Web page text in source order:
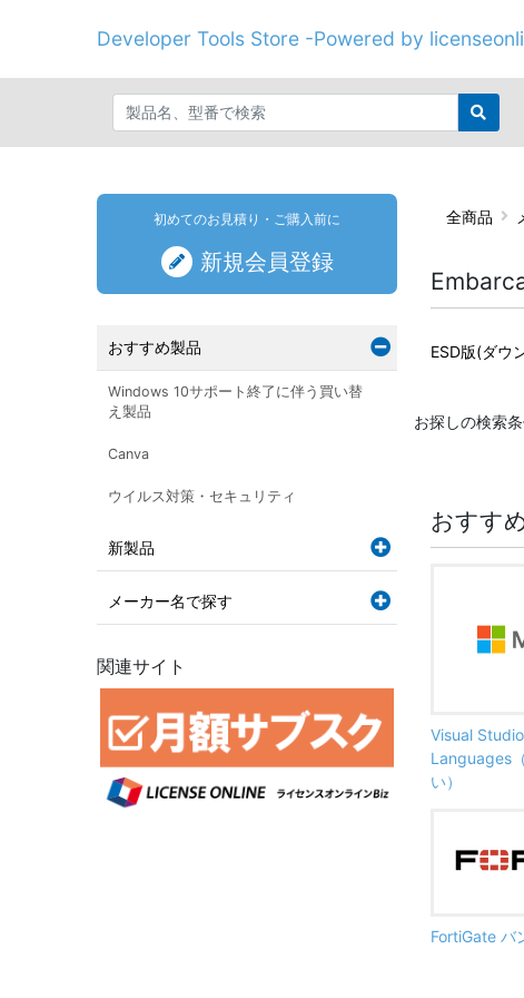
Developer Tools Store -Powered by
全商品
ESD版(ダウ
お探しの検索
おすす
Visual
Languages
い）
FortiGate バ
初めてのお見積り・ご購入前に
新規会員登録
おすすめ製品
Windows 10サポート終了に伴う買い替
え製品
Canva
ウイルス対策・セキュリティ
新製品
メーカー名で探す
関連サイト